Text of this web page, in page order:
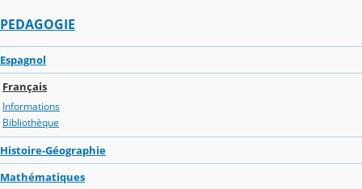
PEDAGOGIE
Espagnol
Français
Informations
Bibliothèque
Histoire-Géographie
Mathématiques